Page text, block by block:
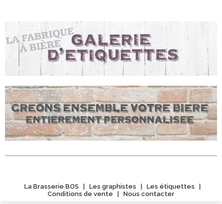
La Brasserie BOS Les graphistes Les étiquettes
Conditions de vente
Nous contacter